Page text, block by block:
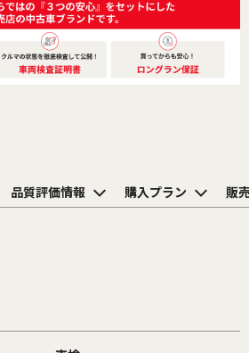
品質評価情報 購入プラン 販